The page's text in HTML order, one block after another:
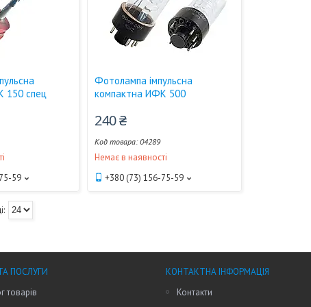
150 спец
59
Фотолампа імпульсна
компактна ИФК 500
240 ₴
04289
Немає в наявності
+380 (73) 156-75-59
ПОСЛУГИ
товарів
КОНТАКТНА ІНФОРМАЦІЯ
Контакти